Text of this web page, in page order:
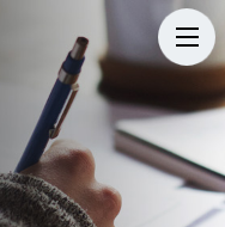
t
o
g
l